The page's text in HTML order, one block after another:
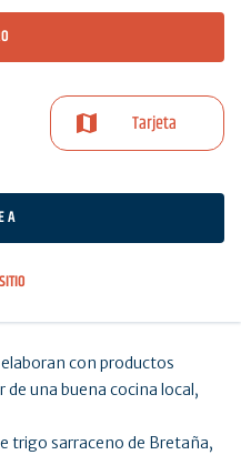
Tarjeta
A
con productos
de una buena cocina local,
trigo sarraceno de Bretaña,